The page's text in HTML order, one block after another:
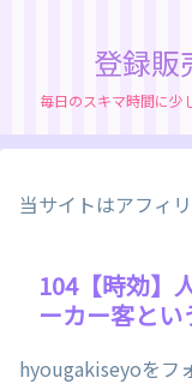
登録販
毎日のスキマ時間に少
当サイトはアフィ
104【時効】
ーカー客とい
hyougakiseyoをフ